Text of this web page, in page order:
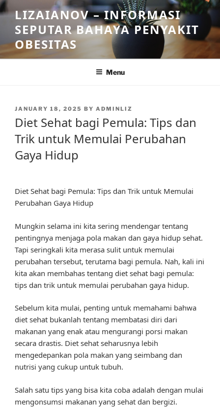
Skip
to
content
LIZAIANOV – INFORMASI
SEPUTAR BAHAYA PENYAKIT
OBESITAS
Menu
POSTED
JANUARY 18, 2025 BY ADMINLIZ
Diet Sehat bagi Pemula: Tips dan
Trik untuk Memulai Perubahan
Gaya Hidup
Diet Sehat bagi Pemula: Tips dan Trik untuk Memulai
Perubahan Gaya Hidup
Mungkin selama ini kita sering mendengar tentang
pentingnya menjaga pola makan dan gaya hidup sehat.
Tapi seringkali kita merasa sulit untuk memulai
perubahan tersebut, terutama bagi pemula. Nah, kali ini
kita akan membahas tentang diet sehat bagi pemula:
tips dan trik untuk memulai perubahan gaya hidup.
Sebelum kita mulai, penting untuk memahami bahwa
diet sehat bukanlah tentang membatasi diri dari
makanan yang enak atau mengurangi porsi makan
secara drastis. Diet sehat seharusnya lebih
mengedepankan pola makan yang seimbang dan
nutrisi yang cukup untuk tubuh.
Salah satu tips yang bisa kita coba adalah dengan mulai
mengonsumsi makanan yang sehat dan bergizi.